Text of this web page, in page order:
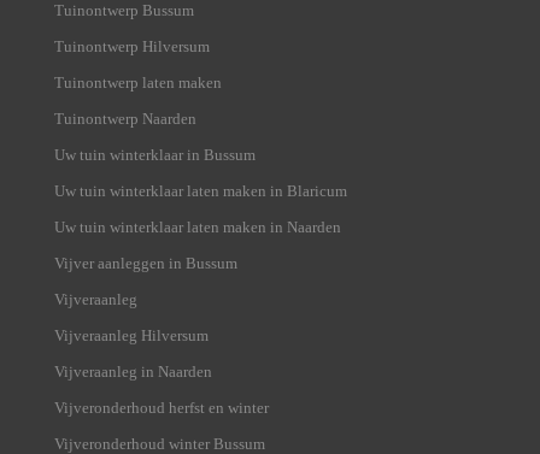
Tuinontwerp Bussum
Tuinontwerp Hilversum
Tuinontwerp laten maken
Tuinontwerp Naarden
Uw tuin winterklaar in Bussum
Uw tuin winterklaar laten maken in Blaricum
Uw tuin winterklaar laten maken in Naarden
Vijver aanleggen in Bussum
Vijveraanleg
Vijveraanleg Hilversum
Vijveraanleg in Naarden
Vijveronderhoud herfst en winter
Vijveronderhoud winter Bussum